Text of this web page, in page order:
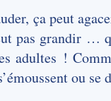
ça peut
pas grandir …
adultes !
ou se